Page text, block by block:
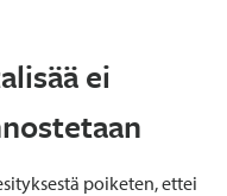
ei
poiketen, ettei